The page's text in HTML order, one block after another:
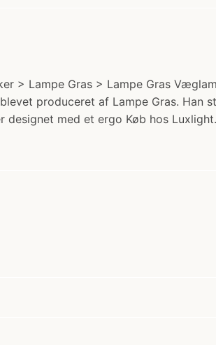
> Lampe Gras > Lampe Gras
produceret af Lampe Gras. Han
med et ergo Køb hos